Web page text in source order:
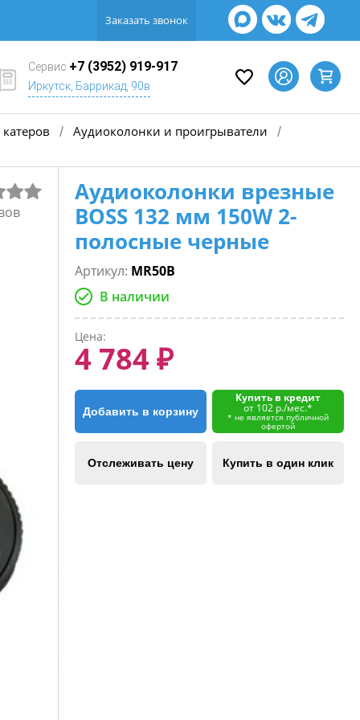
Заказать звонок
Сервис +7 (3952) 919-917
Иркутск, Баррикад, 90в
/ Аудиоколонки и проигрыватели /
Аудиоколонки врезные
BOSS 132 мм 150W 2-
полосные черные
Артикул: MR50B
В наличии
Цена:
4 784 ₽
Добавить в корзину
Купить в кредит
от 102 р./мес.*
* не является публичной
офертой
Отслеживать цену Купить в один клик